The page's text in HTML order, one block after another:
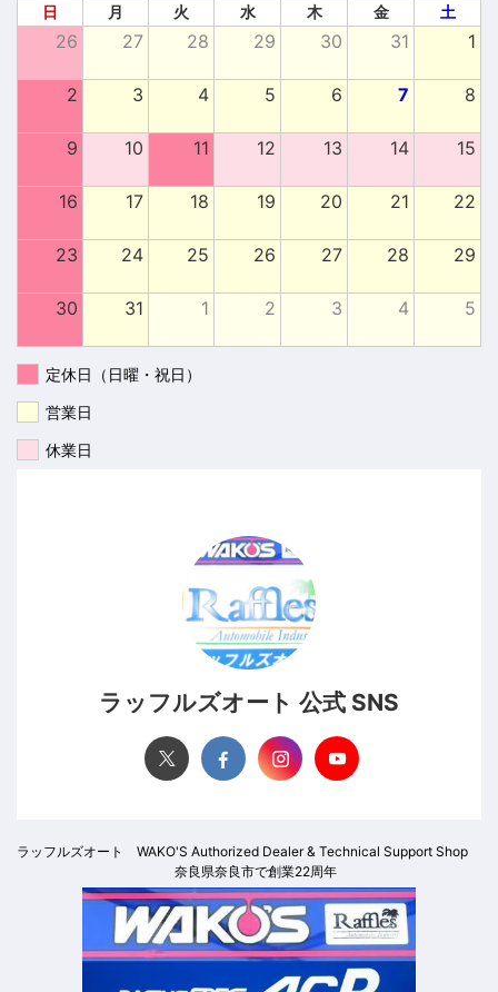
日 月 火 水 木 金 土
26 27 28 29 30 31 1
2 3 4 5 6 7 8
9 10 11 12 13 14 15
16 17 18 19 20 21 22
23 24 25 26 27 28 29
30 31 1 2 3 4 5
定休日（日曜・祝日）
営業日
休業日
ラッフルズオート 公式 SNS
ラッフルズオート WAKO'S Authorized Dealer & Technical Support Shop
奈良県奈良市で創業22周年